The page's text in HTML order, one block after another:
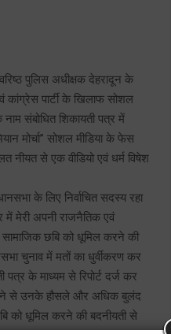
पुलिस अधीक्षक देहरादून के
कांग्रेस पार्टी के खिलाफ सोशल
नाम संबोधित शिकायती पत्र में
मोर्चा’’ सोशल मीडिया के फेस
से एक वीडियो एवं धर्म विषेश
के लिए निर्वाचित सदस्य रहा
मेरी अपनी राजनैतिक एवं
सामाजिक छबि को धूमिल करने की
चुनाव में मतों का धुर्वीकरण कर
पत्र के माध्यम से रिपोर्ट दर्ज कर
होने से उनके हौसले और अधिक बुलंद
को धूमिल करने की बदनीयती से